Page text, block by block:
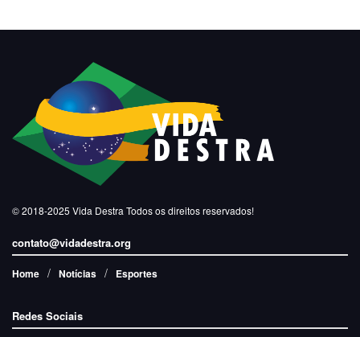
© 2018-2025 Vida Destra Todos os direitos reservados!
contato@vidadestra.org
Home Notícias Esportes
Redes Sociais